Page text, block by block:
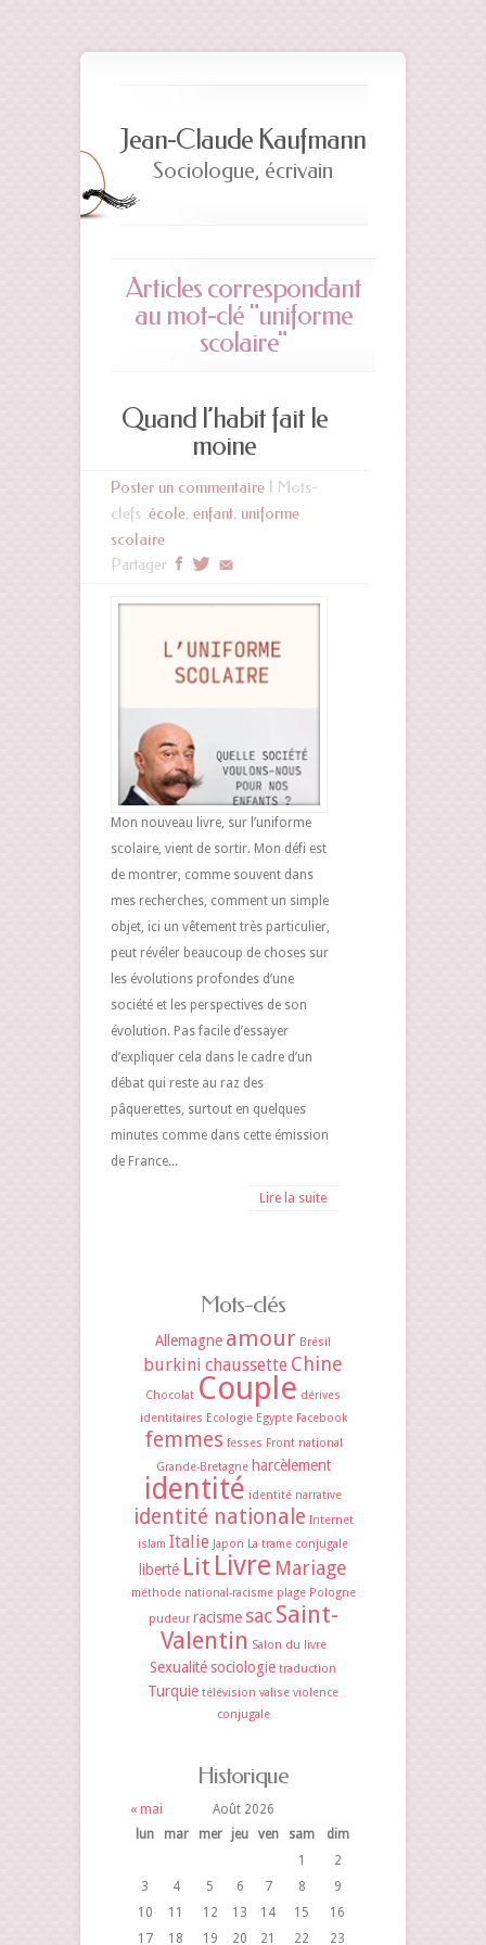
Jean-Claude Kaufmann
Sociologue, écrivain
Articles correspondant
au mot-clé "uniforme
scolaire"
Quand l’habit fait le
moine
Poster un commentaire | Mots-
clefs :école, enfant, uniforme
scolaire
Partager
Mon nouveau livre, sur l’uniforme
scolaire, vient de sortir. Mon défi est
de montrer, comme souvent dans
mes recherches, comment un simple
objet, ici un vêtement très particulier,
peut révéler beaucoup de choses sur
les évolutions profondes d’une
société et les perspectives de son
évolution. Pas facile d’essayer
d’expliquer cela dans le cadre d’un
débat qui reste au raz des
pâquerettes, surtout en quelques
minutes comme dans cette émission
de France...
Lire la suite
Mots-clés
Allemagne amour Brésil
burkini chaussette Chine
Chocolat Couple dérives
identitaires Ecologie Egypte Facebook
femmes fesses Front national
Grande-Bretagne harcèlement
identité identité narrative
identité nationale Internet
islam Italie Japon La trame conjugale
liberté Lit Livre Mariage
méthode national-racisme plage Pologne
pudeur racisme sac Saint-
Valentin Salon du livre
Sexualité sociologie traduction
Turquie télévision valise violence
conjugale
Historique
« mai
Août 2026
lun
mar mer jeu ven sam
dim
1
2
3
4 5 6 7 8
9
10
11 12 13 14 15
16
17
18 19 20 21 22 23